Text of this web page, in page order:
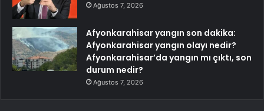
Ağustos 7, 2026
Afyonkarahisar yangın son dakika:
Afyonkarahisar yangın olayı nedir?
Afyonkarahisar’da yangın mı çıktı, son
durum nedir?
Ağustos 7, 2026